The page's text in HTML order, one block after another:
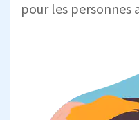
pour les personnes